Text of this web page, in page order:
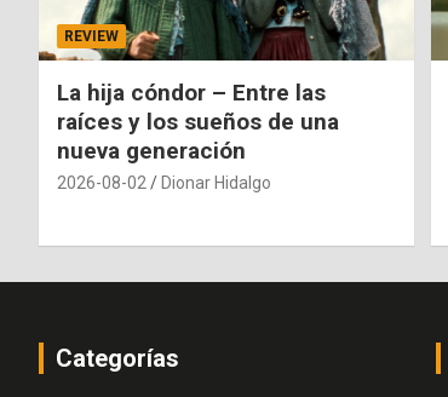
REVIEW
La hija cóndor – Entre las
raíces y los sueños de una
nueva generación
2026-08-02 Dionar Hidalgo
Categorías